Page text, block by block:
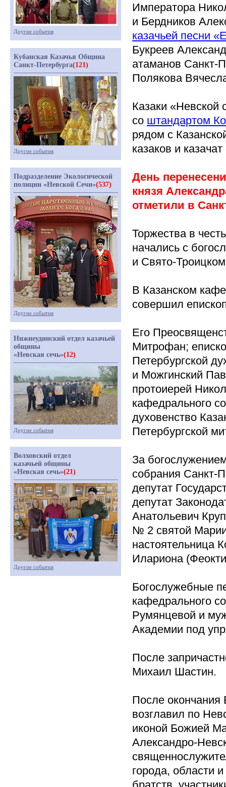
Императора
и Бердников
казачьей песни
Букреев
атаманов Санкт-
Полякова
Казаки «Невской
со штандартом
рядом с
казаков и
День
князя
отметили в
Торжества в
начались с
и Свято-
В Казанском
совершил
Его
Митрофан;
Петербургской
и Можгинский
протоиерей
кафедрального
духовенство
Петербургской
За
собрания Санкт-
депутат
депутат
Анатольевич
№ 2 святой
настоятельница
Илариона
Богослужебные
кафедрального
Румянцевой и
Академии под
После
Михаил Шастин.
После окончания
возглавил по
иконой Божией
Александро-
города, области
Другие события
Кубанская Казачья Община
Санкт-Петербурга(121)
Другие события
Подразделение Экологической
полиции «Невской Сечи»(537)
Другие события
Нижнеудинский отдел казачьей
общины
«Невская сечь»(12)
Другие события
Волховский отдел
казачьей общины
«Невская сечь»(21)
Другие события